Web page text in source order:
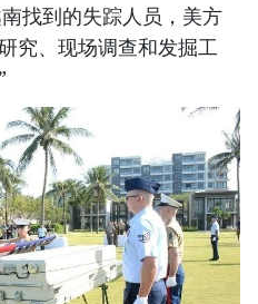
找到的失踪人员，美方
究、现场调查和发掘工